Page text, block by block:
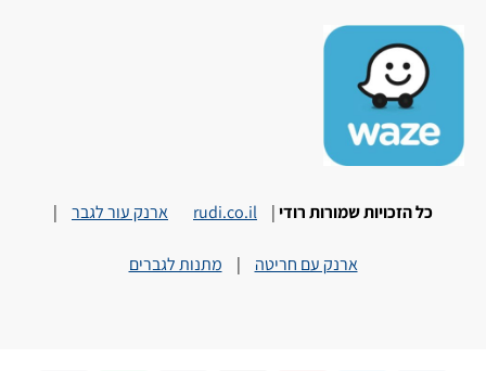
כל הזכויות שמורות רודי|
rudi.co.il ארנק עור לגבר |
ארנק עם חריטה | מתנות לגברים